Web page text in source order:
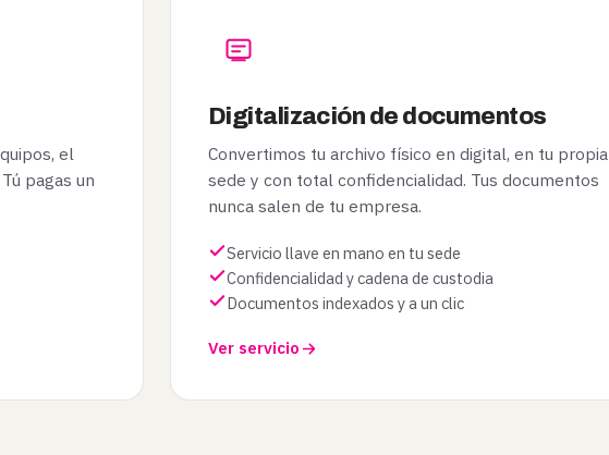
el
pagas un
Digitalización de documentos
Convertimos tu archivo físico en digital, en tu propia
sede y con total confidencialidad. Tus documentos
nunca salen de tu empresa.
Servicio llave en mano en tu sede
Confidencialidad y cadena de custodia
Documentos indexados y a un clic
Ver servicio